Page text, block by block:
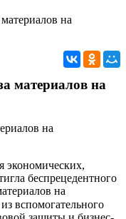
на
материалов на
экономических,
беспрецедентного
на
вспомогательного